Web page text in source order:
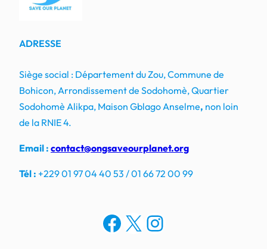
ADRESSE
Siège social : Département du Zou, Commune de
Bohicon, Arrondissement de Sodohomè, Quartier
Sodohomè Alikpa, Maison Gblago Anselme, non loin
de la RNIE 4.
Email : contact@ongsaveourplanet.org
Tél : +229 01 97 04 40 53 / 01 66 72 00 99
Facebook
X Instagram